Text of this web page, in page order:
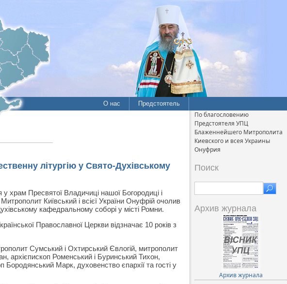
О нас Предстоятель
літургію у Свято-Духівському
храм Пресвятої Владичиці нашої Богородиці і
Київський і всієї України Онуфрій очолив
кафедральному соборі у місті Ромни.
Православної Церкви відзначає 10 років з
Сумський і Охтирський Євлогій, митрополит
архієпископ Роменський і Буринський Тихон,
Бородянський Марк, духовенство єпархії та гості у
По благословению
Предстоятеля УПЦ
Блаженнейшего Митрополита
Киевского и всея Украины
Онуфрия
Поиск
Архив журнала
Архив журнала